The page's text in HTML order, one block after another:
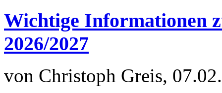
Wichtige Informationen
2026/2027
von Christoph Greis,